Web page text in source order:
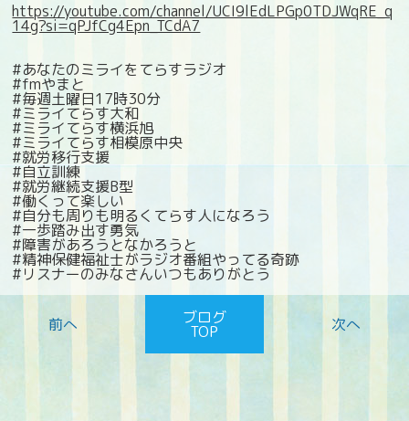
https://youtube.com/channel/UCI9lEdLPGp0TDJWqRE_q
14g?si=qPJfCg4Epn_TCdA7
#あなたのミライをてらすラジオ
#fmやまと
#毎週土曜日17時30分
#ミライてらす大和
#ミライてらす横浜旭
#ミライてらす相模原中央
#就労移行支援
#自立訓練
#就労継続支援B型
#働くって楽しい
#自分も周りも明るくてらす人になろう
#一歩踏み出す勇気
#障害があろうとなかろうと
#精神保健福祉士がラジオ番組やってる奇跡
#リスナーのみなさんいつもありがとう
ブログ
TOP